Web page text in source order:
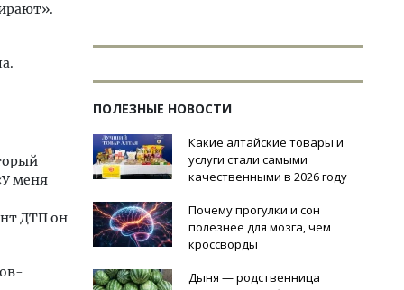
меня
ДТП он
ПОЛЕЗНЫЕ НОВОСТИ
Какие алтайские товары и
услуги стали самыми
качественными в 2026 году
Почему прогулки и сон
полезнее для мозга, чем
кроссворды
Дыня — родственница